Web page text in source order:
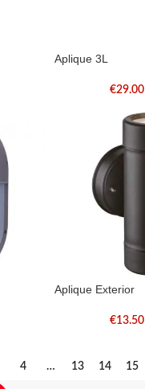
Aplique 3L
€29.00
Aplique Exterior
€13.50
4 … 13 14 15